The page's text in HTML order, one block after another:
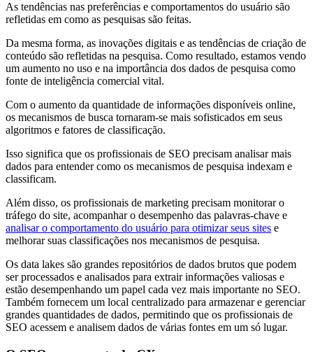
As tendências nas preferências e comportamentos do usuário são
refletidas em como as pesquisas são feitas.
Da mesma forma, as inovações digitais e as tendências de criação de
conteúdo são refletidas na pesquisa. Como resultado, estamos vendo
um aumento no uso e na importância dos dados de pesquisa como
fonte de inteligência comercial vital.
Com o aumento da quantidade de informações disponíveis online,
os mecanismos de busca tornaram-se mais sofisticados em seus
algoritmos e fatores de classificação.
Isso significa que os profissionais de SEO precisam analisar mais
dados para entender como os mecanismos de pesquisa indexam e
classificam.
Além disso, os profissionais de marketing precisam monitorar o
tráfego do site, acompanhar o desempenho das palavras-chave e
analisar o comportamento do usuário para otimizar seus sites e
melhorar suas classificações nos mecanismos de pesquisa.
Os data lakes são grandes repositórios de dados brutos que podem
ser processados ​​e analisados ​​para extrair informações valiosas e
estão desempenhando um papel cada vez mais importante no SEO.
Também fornecem um local centralizado para armazenar e gerenciar
grandes quantidades de dados, permitindo que os profissionais de
SEO acessem e analisem dados de várias fontes em um só lugar.